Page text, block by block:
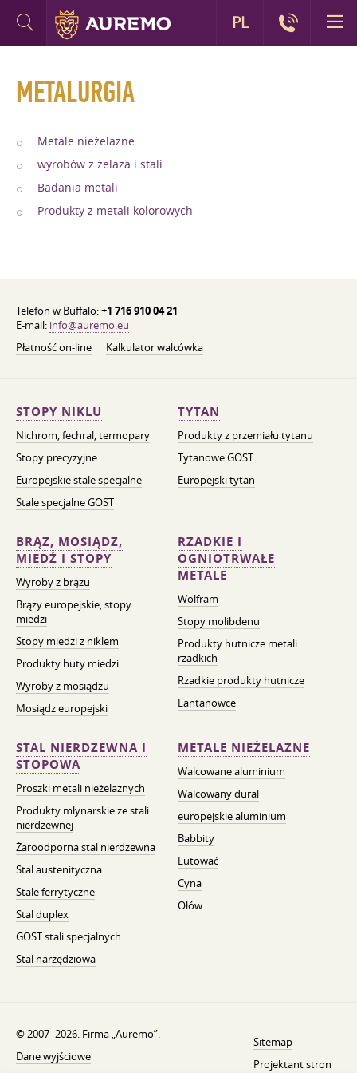
METALURGIA
Metale nieżelazne
wyrobów z żelaza i stali
Badania metali
Produkty z metali kolorowych
Telefon w Buffalo:+1 716 910 04 21
E-mail: info@auremo.eu
Płatność on-line
Kalkulator walcówka
STOPY NIKLU
Nichrom, fechral, termopary
Stopy precyzyjne
Europejskie stale specjalne
Stale specjalne GOST
TYTAN
Produkty z przemiału tytanu
Tytanowe GOST
Europejski tytan
BRĄZ, MOSIĄDZ,
MIEDŹ I STOPY
Wyroby z brązu
Brązy europejskie, stopy
miedzi
Stopy miedzi z niklem
Produkty huty miedzi
Wyroby z mosiądzu
Mosiądz europejski
RZADKIE I
OGNIOTRWAŁE
METALE
Wolfram
Stopy molibdenu
Produkty hutnicze metali
rzadkich
Rzadkie produkty hutnicze
Lantanowce
STAL NIERDZEWNA I
STOPOWA
Proszki metali nieżelaznych
Produkty młynarskie ze stali
nierdzewnej
Żaroodporna stal nierdzewna
Stal austenityczna
Stale ferrytyczne
Stal duplex
GOST stali specjalnych
Stal narzędziowa
METALE NIEŻELAZNE
Walcowane aluminium
Walcowany dural
europejskie aluminium
Babbity
Lutować
Cyna
Ołów
© 2007–2026. Firma „Auremo”.
Dane wyjściowe
Sitemap
Projektant stron
PL